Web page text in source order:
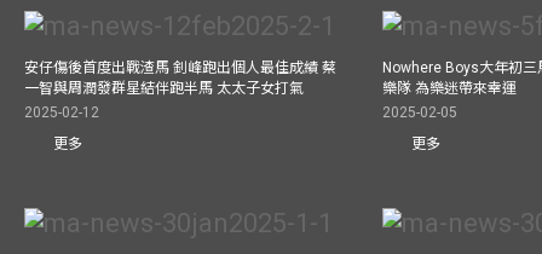
安仔傷後首度出戰渣馬 釗峰跑出個人最佳成績 蔡
一智與周潤發群星結伴跑半馬 太太子女打氣
2025-02-12
更多
Nowhere Boys大年初
樂隊 為樂迷帶來幸運
2025-02-05
更多